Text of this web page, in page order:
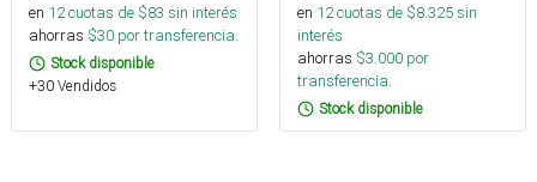
en 12cuotas de $83 sin interés
ahorras $30 por transferencia.
Stock disponible
+30 Vendidos
en 12cuotas de $8.325sin
interés
ahorras $3.000 por
transferencia.
Stock disponible